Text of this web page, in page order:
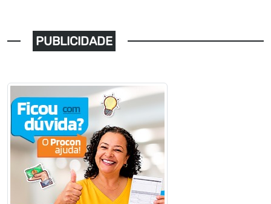
PUBLICIDADE